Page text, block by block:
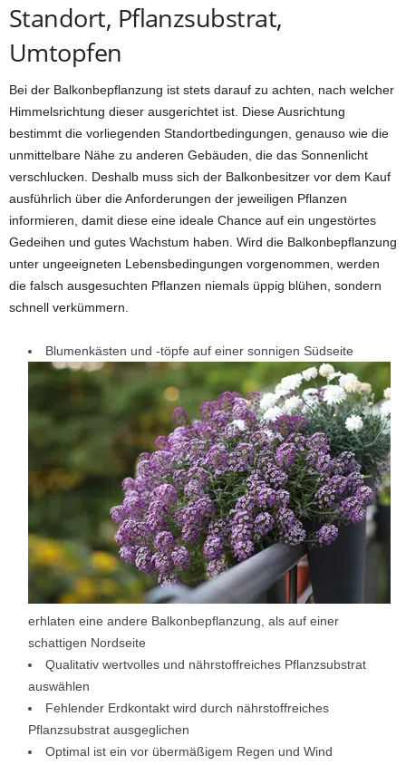
Standort, Pflanzsubstrat,
Umtopfen
Bei der Balkonbepflanzung ist stets darauf zu achten, nach welcher
Himmelsrichtung dieser ausgerichtet ist. Diese Ausrichtung
bestimmt die vorliegenden Standortbedingungen, genauso wie die
unmittelbare Nähe zu anderen Gebäuden, die das Sonnenlicht
verschlucken. Deshalb muss sich der Balkonbesitzer vor dem Kauf
ausführlich über die Anforderungen der jeweiligen Pflanzen
informieren, damit diese eine ideale Chance auf ein ungestörtes
Gedeihen und gutes Wachstum haben. Wird die Balkonbepflanzung
unter ungeeigneten Lebensbedingungen vorgenommen, werden
die falsch ausgesuchten Pflanzen niemals üppig blühen, sondern
schnell verkümmern.
Blumenkästen und -töpfe auf einer sonnigen Südseite
erhlaten eine andere Balkonbepflanzung, als auf einer
schattigen Nordseite
Qualitativ wertvolles und nährstoffreiches Pflanzsubstrat
auswählen
Fehlender Erdkontakt wird durch nährstoffreiches
Pflanzsubstrat ausgeglichen
Optimal ist ein vor übermäßigem Regen und Wind